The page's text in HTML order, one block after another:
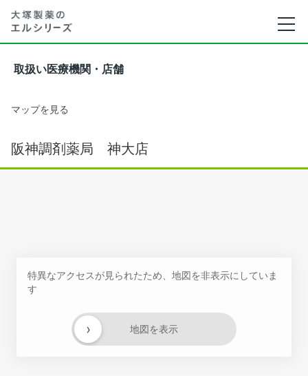
取扱い医療機関・店舗
マップを見る
阪神調剤薬局 神大店
特異なアクセスが見られたため、地図を非表示にしていま
す
地図を表示
›